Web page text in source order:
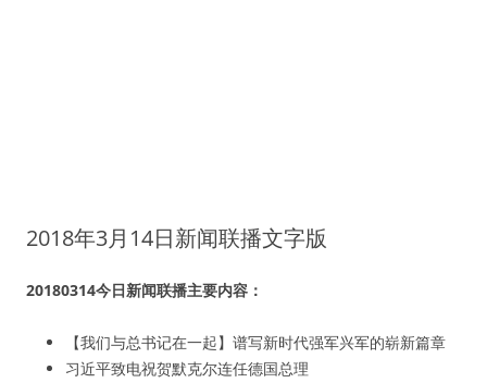
2018年3月14日新闻联播文字版
20180314今日新闻联播主要内容：
【我们与总书记在一起】谱写新时代强军兴军的崭新篇章
习近平致电祝贺默克尔连任德国总理